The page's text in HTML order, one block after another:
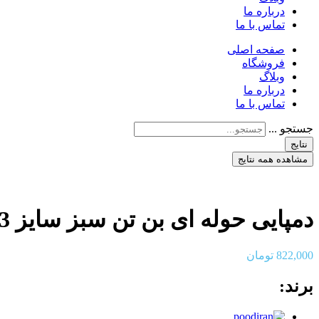
درباره ما
تماس با ما
صفحه اصلی
فروشگاه
وبلاگ
درباره ما
تماس با ما
جستجو ...
نتایج
مشاهده همه نتایج
دمپایی حوله ای بن تن سبز سایز 33
822,000 تومان
برند: